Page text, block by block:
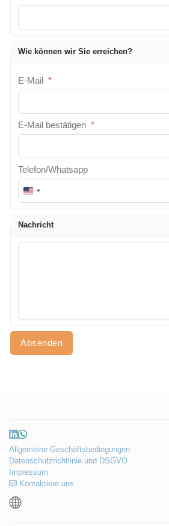
Wie können wir Sie erreichen?
E-Mail *
E-Mail bestätigen *
Telefon/Whatsapp
U
e
s
Nachricht
Absenden
Allgemeine Geschäftsbedingungen
Datenschutzrichtlinie und DSGVO
Impressum
Kontaktiere uns